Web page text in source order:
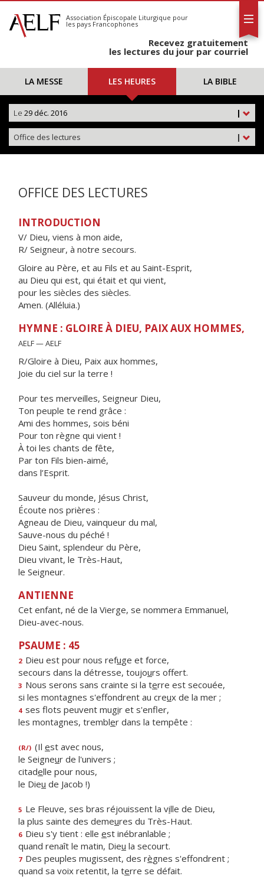
S'abonner
Calendrier
Association Épiscopale Liturgique pour
les pays Francophones
Recevez gratuitement
les lectures du jour par courriel
LA MESSE LES HEURES LA BIBLE
|
Le 29 déc. 2016
|
Office des lectures
OFFICE DES LECTURES
INTRODUCTION
V/ Dieu, viens à mon aide,
R/ Seigneur, à notre secours.
Gloire au Père, et au Fils et au Saint-Esprit,
au Dieu qui est, qui était et qui vient,
pour les siècles des siècles.
Amen. (Alléluia.)
HYMNE : GLOIRE À DIEU, PAIX AUX HOMMES,
AELF — AELF
R/Gloire à Dieu, Paix aux hommes,
Joie du ciel sur la terre !
Pour tes merveilles, Seigneur Dieu,
Ton peuple te rend grâce :
Ami des hommes, sois béni
Pour ton règne qui vient !
À toi les chants de fête,
Par ton Fils bien-aimé,
dans l’Esprit.
Sauveur du monde, Jésus Christ,
Écoute nos prières :
Agneau de Dieu, vainqueur du mal,
Sauve-nous du péché !
Dieu Saint, splendeur du Père,
Dieu vivant, le Très-Haut,
le Seigneur.
ANTIENNE
Cet enfant, né de la Vierge, se nommera Emmanuel,
Dieu-avec-nous.
PSAUME : 45
2 Dieu est pour nous refuge et force,
secours dans la détresse, toujours offert.
3 Nous serons sans crainte si la terre est secouée,
si les montagnes s'effondrent au creux de la mer ;
4 ses flots peuvent mugir et s'enfler,
les montagnes, trembler dans la tempête :
(R/) (Il est avec nous,
le Seigneur de l'univers ;
citadelle pour nous,
le Dieu de Jacob !)
5 Le Fleuve, ses bras réjouissent la ville de Dieu,
la plus sainte des demeures du Très-Haut.
6 Dieu s'y tient : elle est inébranlable ;
quand renaît le matin, Dieu la secourt.
7 Des peuples mugissent, des règnes s'effondrent ;
quand sa voix retentit, la terre se défait.